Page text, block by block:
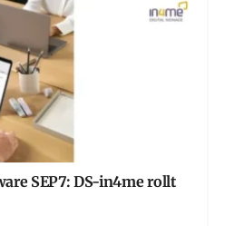
SEP7: DS-in4me rollt